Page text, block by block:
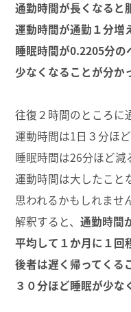
通勤時間が長くなると
運動時間が通勤１分増
睡眠時間が0.2205分の
少なくなることが分か
往復２時間のところに
運動時間は1日３分ほど
睡眠時間は26分ほど減
運動時間は大したこと
思われるかもしれませ
解釈すると、通勤時間
平均して１か月に１回
後者は遅く帰ってくる
３０分ほど睡眠が少な